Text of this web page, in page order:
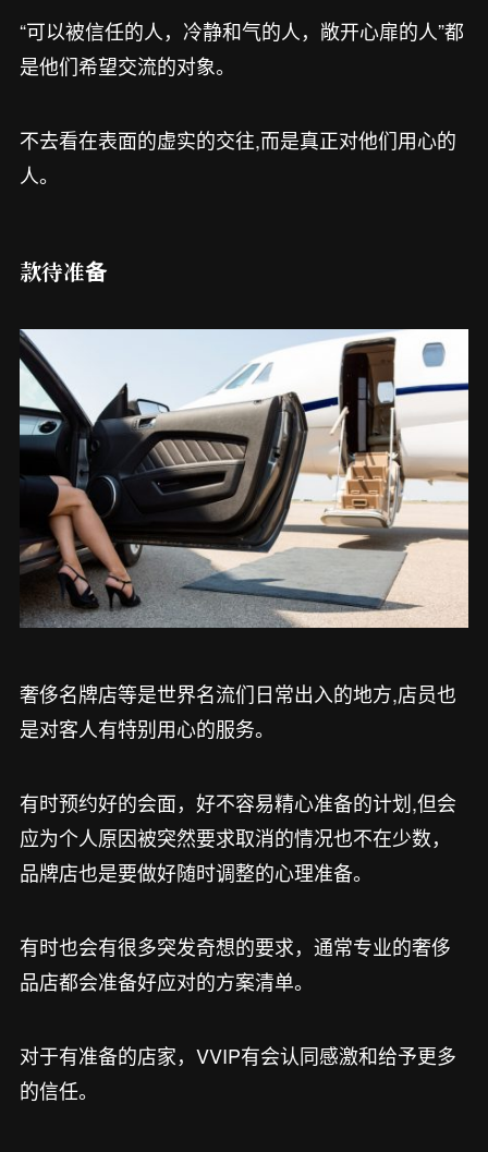
“可以被信任的人，冷静和气的人，敞开心扉的人”都
是他们希望交流的对象。
不去看在表面的虚实的交往,而是真正对他们用心的
人。
款待准备
奢侈名牌店等是世界名流们日常出入的地方,店员也
是对客人有特别用心的服务。
有时预约好的会面，好不容易精心准备的计划,但会
应为个人原因被突然要求取消的情况也不在少数，
品牌店也是要做好随时调整的心理准备。
有时也会有很多突发奇想的要求，通常专业的奢侈
品店都会准备好应对的方案清单。
对于有准备的店家，VVIP有会认同感激和给予更多
的信任。